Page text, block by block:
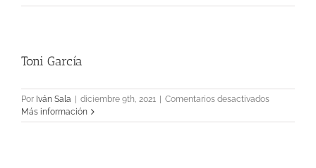
Llopis
Toni García
Por Iván Sala diciembre 9th, 2021 Comentarios desactivadosen
García
Más información